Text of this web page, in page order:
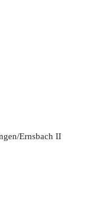
Ernsbach II